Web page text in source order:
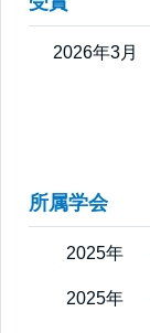
2026年3月
所属学会
2025年
2025年